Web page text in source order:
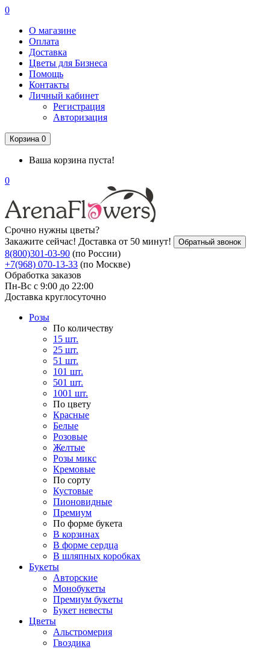
0
О магазине
Оплата
Доставка
Цветы для Бизнеса
Помощь
Контакты
Личный кабинет
Регистрация
Авторизация
Корзина 0
Ваша корзина пуста!
0
Срочно нужны цветы?
Закажите сейчас! Доставка от 50 минут!
Обратный звонок
8(800)301-03-90 (по России)
+7(968) 070-13-33 (по Москве)
Обработка заказов
Пн-Вс с 9:00 до 22:00
Доставка круглосуточно
Розы
По количеству
15 шт.
25 шт.
51 шт.
101 шт.
501 шт.
1001 шт.
По цвету
Красные
Белые
Розовые
Желтые
Розы микс
Кремовые
По сорту
Кустовые
Пионовидные
Премиум
По форме букета
В корзинах
В форме сердца
В шляпных коробках
Букеты
Авторские
Монобукеты
Премиум букеты
Букет невесты
Цветы
Альстромерия
Гвоздика